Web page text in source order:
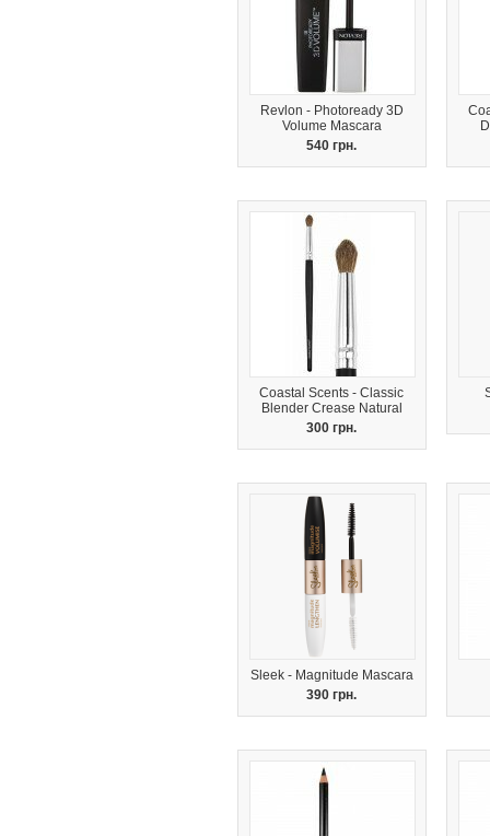
Revlon - Photoready 3D
Volume Mascara
540 грн.
Coastal Scents - Classic
Blender Crease Natural
300 грн.
Sleek - Magnitude Mascara
390 грн.